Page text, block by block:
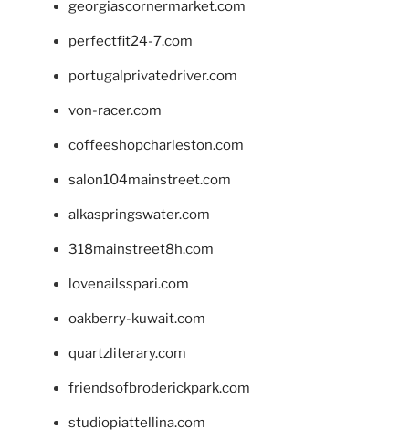
georgiascornermarket.com
perfectfit24-7.com
portugalprivatedriver.com
von-racer.com
coffeeshopcharleston.com
salon104mainstreet.com
alkaspringswater.com
318mainstreet8h.com
lovenailsspari.com
oakberry-kuwait.com
quartzliterary.com
friendsofbroderickpark.com
studiopiattellina.com